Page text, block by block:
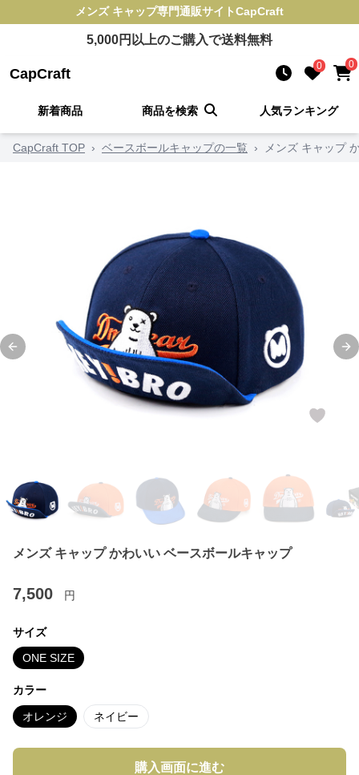
メンズ キャップ専門通販サイトCapCraft
5,000円以上のご購入で送料無料
CapCraft 0 0
新着商品 商品を検索 人気ランキング
CapCraft TOP › ベースボールキャップの一覧 › メンズ キャップ
Previous slide
メンズ キャップ かわいい ベースボールキャップ
7,500 円
サイズ
ONE SIZE
カラー
オレンジ ネイビー
購入画面に進む